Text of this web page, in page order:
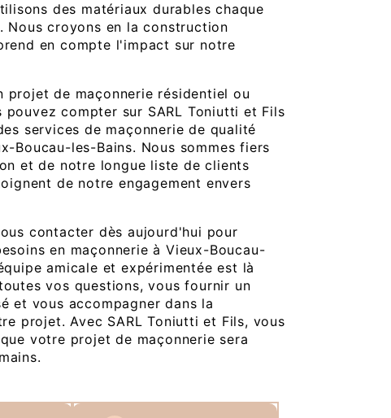
des matériaux durables chaque
Nous croyons en la construction
en compte l'impact sur notre
projet de maçonnerie résidentiel ou
pouvez compter sur SARL Toniutti et Fils
services de maçonnerie de qualité
Boucau-les-Bains. Nous sommes fiers
et de notre longue liste de clients
de notre engagement envers
contacter dès aujourd'hui pour
en maçonnerie à Vieux-Boucau-
amicale et expérimentée est là
vos questions, vous fournir un
et vous accompagner dans la
projet. Avec SARL Toniutti et Fils, vous
votre projet de maçonnerie sera